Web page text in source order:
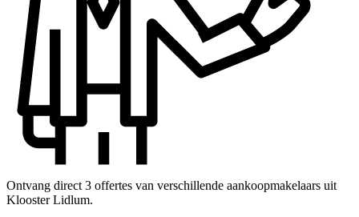
Ontvang direct 3 offertes van verschillende aankoopmakelaars uit
Klooster Lidlum.